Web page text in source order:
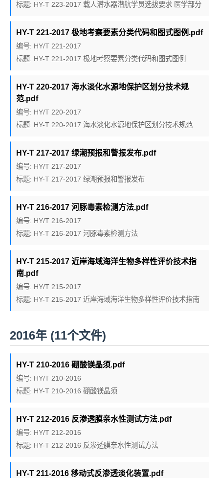
标题: HY-T 223-2017 载人潜水器潜航学员选拔要求 医学部分
HY-T 221-2017 极地考察要素分类代码和图式图例.pdf
编号: HY/T 221-2017
标题: HY-T 221-2017 极地考察要素分类代码和图式图例
HY-T 220-2017 海水淡化水源地保护区划分技术规
范.pdf
编号: HY/T 220-2017
标题: HY-T 220-2017 海水淡化水源地保护区划分技术规范
HY-T 217-2017 绿潮预报和警报发布.pdf
编号: HY/T 217-2017
标题: HY-T 217-2017 绿潮预报和警报发布
HY-T 216-2017 河豚毒素检测方法.pdf
编号: HY/T 216-2017
标题: HY-T 216-2017 河豚毒素检测方法
HY-T 215-2017 近岸海域海洋生物多样性评价技术指
南.pdf
编号: HY/T 215-2017
标题: HY-T 215-2017 近岸海域海洋生物多样性评价技术指南
2016年 (11个文件)
HY-T 210-2016 硼酸镁晶须.pdf
编号: HY/T 210-2016
标题: HY-T 210-2016 硼酸镁晶须
HY-T 212-2016 反渗透膜亲水性测试方法.pdf
编号: HY/T 212-2016
标题: HY-T 212-2016 反渗透膜亲水性测试方法
HY-T 211-2016 移动式反渗透淡化装置.pdf